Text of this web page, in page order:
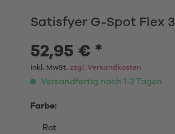
Satisfyer G-Spot Flex 3
52,95 € *
inkl. MwSt. zzgl. Versandkosten
Versandfertig nach 1-2 Tagen
Farbe: